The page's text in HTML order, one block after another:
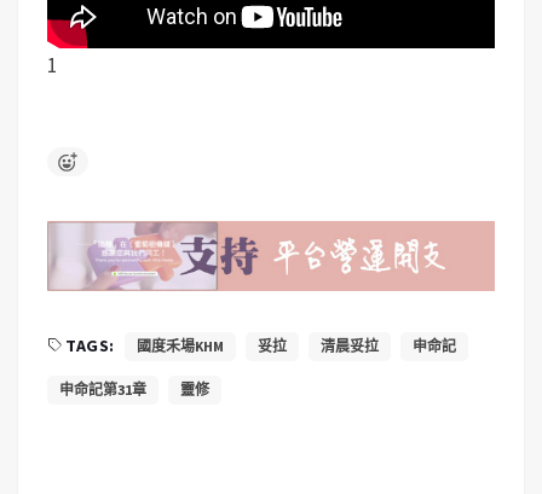
1
TAGS: 國度禾場KHM 妥拉 清晨妥拉 申命記
申命記第31章 靈修